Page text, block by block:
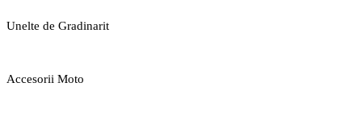
Unelte de Gradinarit
Accesorii Moto